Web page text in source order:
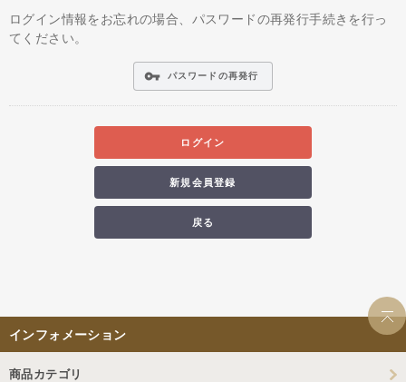
ログイン情報をお忘れの場合、パスワードの再発行手続きを行っ
てください。
vpn_key パスワードの再発行
ログイン
新規会員登録
戻る
インフォメーション
商品カテゴリ